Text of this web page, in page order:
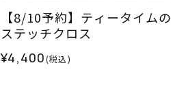
【8/10予約】ティータイムの
ステッチクロス
¥4,400(税込)